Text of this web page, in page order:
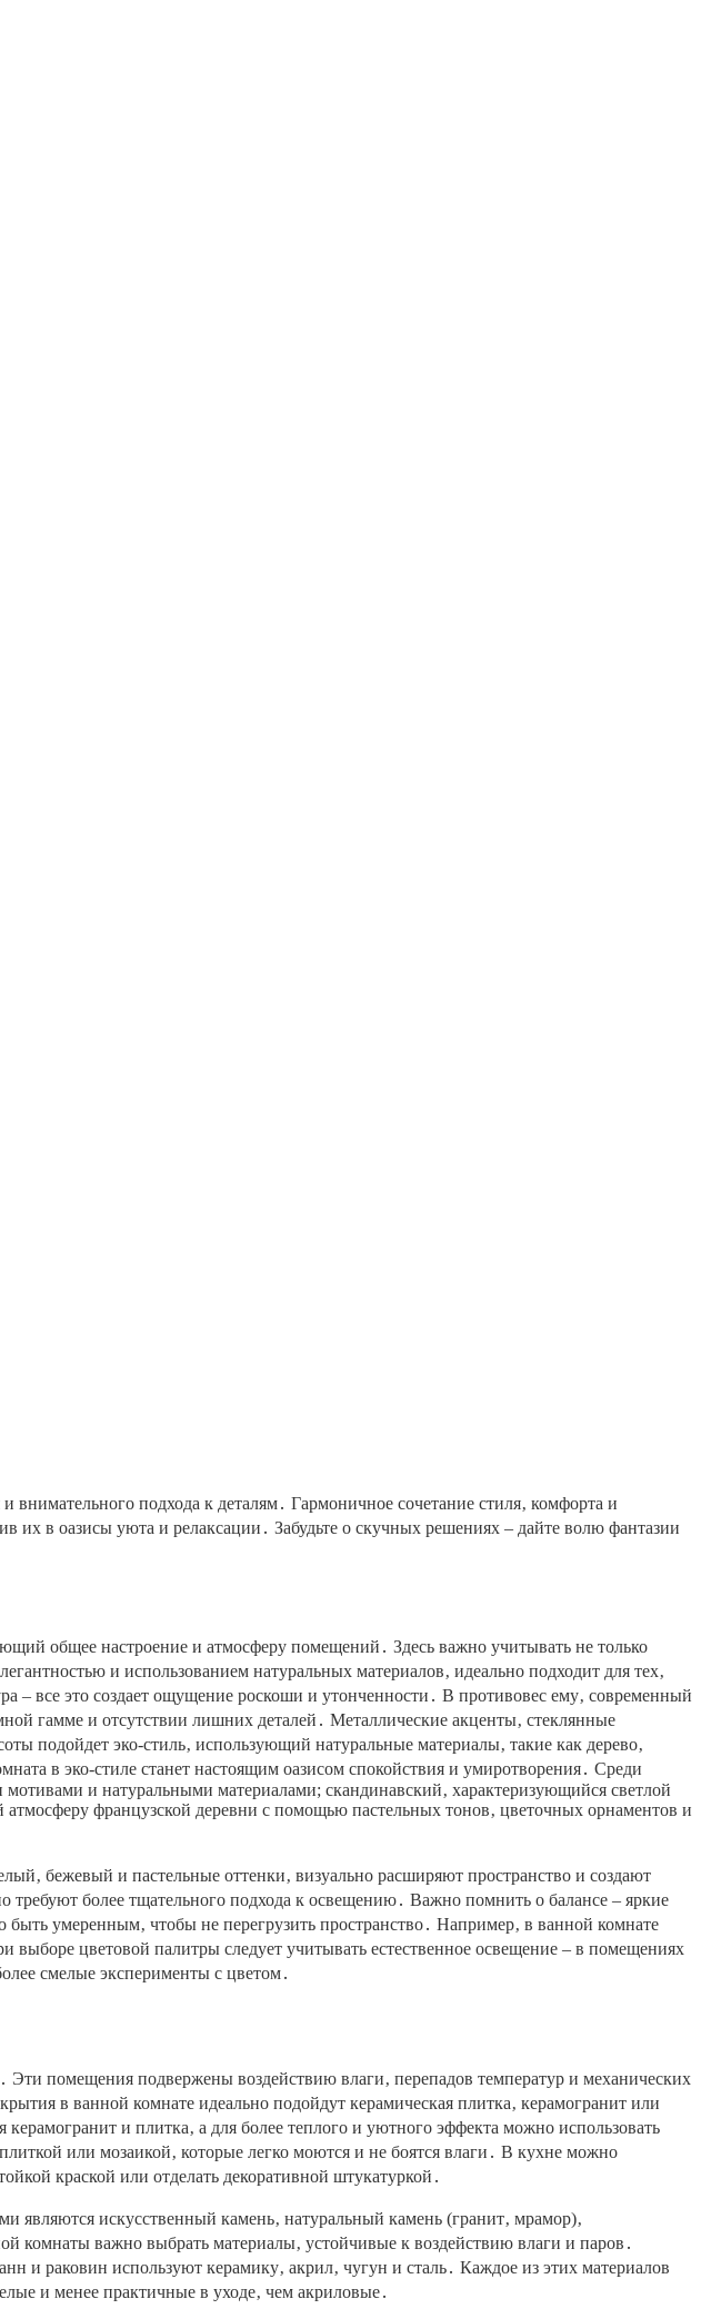
подхода к деталям․ Гармоничное сочетание стиля‚ комфорта и
их в оазисы уюта и релаксации․ Забудьте о скучных решениях – дайте волю фантазии
общее настроение и атмосферу помещений․ Здесь важно учитывать не только
и использованием натуральных материалов‚ идеально подходит для тех‚
все это создает ощущение роскоши и утонченности․ В противовес ему‚ современный
гамме и отсутствии лишних деталей․ Металлические акценты‚ стеклянные
подойдет эко-стиль‚ использующий натуральные материалы‚ такие как дерево‚
в эко-стиле станет настоящим оазисом спокойствия и умиротворения․ Среди
и натуральными материалами; скандинавский‚ характеризующийся светлой
французской деревни с помощью пастельных тонов‚ цветочных орнаментов и
бежевый и пастельные оттенки‚ визуально расширяют пространство и создают
более тщательного подхода к освещению․ Важно помнить о балансе – яркие
умеренным‚ чтобы не перегрузить пространство․ Например‚ в ванной комнате
выборе цветовой палитры следует учитывать естественное освещение – в помещениях
смелые эксперименты с цветом․
помещения подвержены воздействию влаги‚ перепадов температур и механических
в ванной комнате идеально подойдут керамическая плитка‚ керамогранит или
и плитка‚ а для более теплого и уютного эффекта можно использовать
или мозаикой‚ которые легко моются и не боятся влаги․ В кухне можно
краской или отделать декоративной штукатуркой․
искусственный камень‚ натуральный камень (гранит‚ мрамор)‚
важно выбрать материалы‚ устойчивые к воздействию влаги и паров․
и раковин используют керамику‚ акрил‚ чугун и сталь․ Каждое из этих материалов
и менее практичные в уходе‚ чем акриловые․